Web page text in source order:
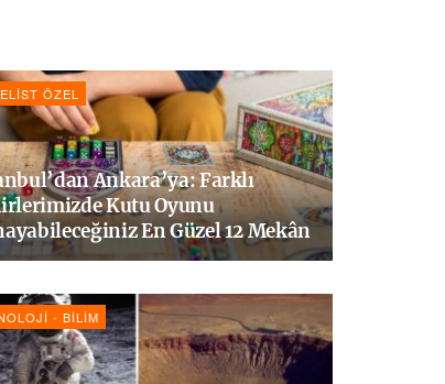
ÖZEL
Ankara’ya: Farklı
Kutu Oyunu
En Güzel 12 Mekân
- BILIM